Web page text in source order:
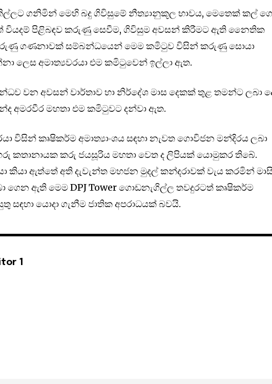
ගනිමින් මෙහි බදු ගිවිසුමේ නීත්‍යානුකූල භාවය, මෙතෙක් කල්
වියදම් පිළිබඳව කරුණු සෙවීම, ගිවිසුම අවසන් කිරීමට ඇති නෛතික
කරුණු ගණනාවක් සම්බන්ධයෙන් මෙම කමිටුව විසින් කරුණු සොයා
ලෙස අමාත්‍යවරයා එම කමිටුවෙන් ඉල්ලා ඇත.
වන අවසන් වාර්තාව හා නිර්දේශ මාස දෙකක් තුළ තමන්ට ලබා
අමරවීර මහතා එම කමිටුවට දන්වා ඇත.
විසින් කෘෂිකර්ම අමාත්‍යාංශය සඳහා නැවත ගොවිජන මන්දිරය ලබා
කතානායක කරු ජයසූරිය මහතා වෙත ද ලිපියක් යොමුකර තිබේ.
කියා ඇත්තේ අති දැවැන්ත මහජන මුදල් කන්දරාවක් වැය කරමින්
ගෙන ඇති මෙම DPJ Tower ගොඩනැගිල්ල තවදුරටත් කෘෂිකර්ම
සඳහා යොදා ගැනීම ජාතික අපරාධයක් බවයි.
1